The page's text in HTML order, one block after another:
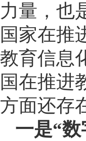
力量，也
国家在推
教育信息
国在推进
方面还存
一是“